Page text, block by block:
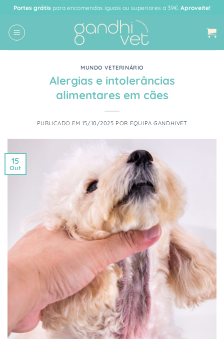
Skip
content
Portes grátis para encomendas iguais ou superiores a 39€. Aproveite!
MUNDO VETERINÁRIO
Alergias e intolerâncias
alimentares em cães
PUBLICADO EM 15/10/2025 POR EQUIPA GANDHIVET
15
Out